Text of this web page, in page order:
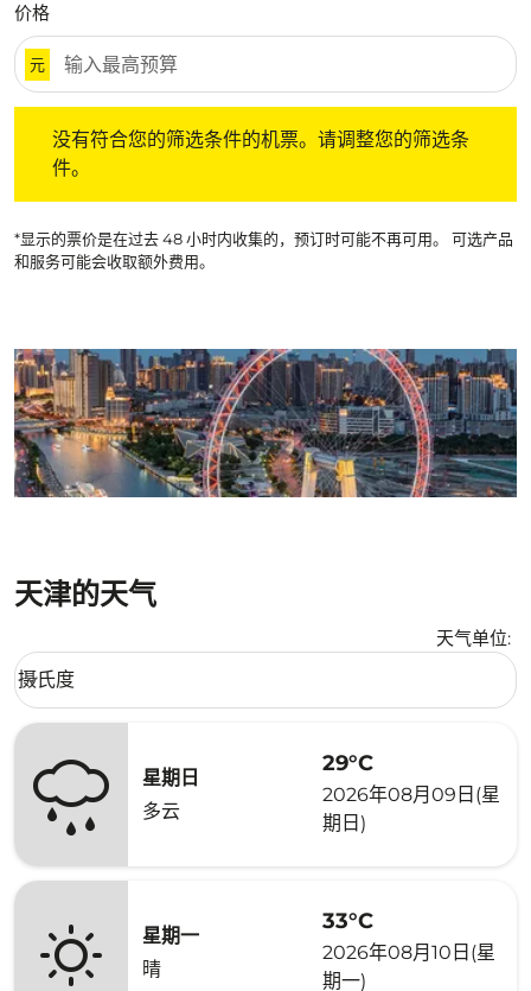
价格
元
没有符合您的筛选条件的机票。请调整您的筛选条
件。
*显示的票价是在过去 48 小时内收集的，预订时可能不再可用。 可选产品
和服务可能会收取额外费用。
天津的天气
天气单位:
Weather unit option 摄氏度 Selected
摄氏度
keyboard_arrow_down
星期日
多云
29°C
2026年08月09日(星
期日)
星期一
晴
33°C
2026年08月10日(星
期一)